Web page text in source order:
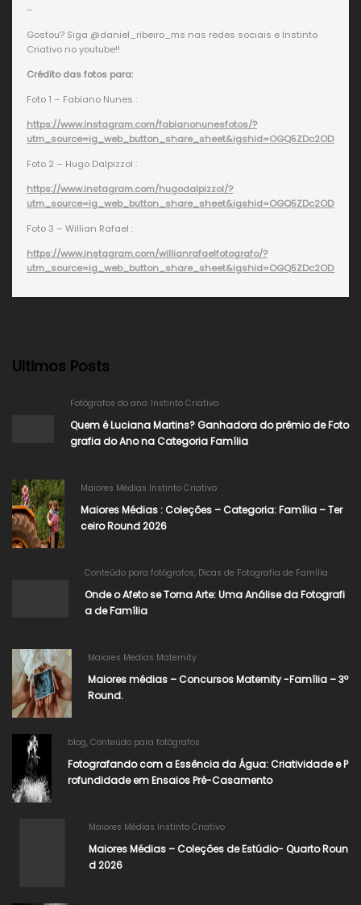
–
Gostou? Siga @daniel_ribeiro_ms nas redes sociais e Instinto
Criativo no youtube!!
Crédito das fotos para:
Foto 1 – Fabiano Nunes :
https://www.instagram.com/fabianonunesfotos/?
Foto 2 – Hugo Dalpizzol :
https://www.instagram.com/hugodalpizzol/?
Foto 3 – Willian Rafael :
https://www.instagram.com/willianrafaelfotografo/?
Ultimos Posts
Fotógrafos do ano: Instinto Criativo
Quem é Luciana Martins? Ganhadora do prêmio de Foto
grafia do Ano na Categoria Família
Maiores Médias Instinto Criativo
Maiores Médias : Coleções – Categoria: Família – Ter
ceiro Round 2026
Conteúdo para fotógrafos, Dicas de Fotografia de Família
Onde o Afeto se Torna Arte: Uma Análise da Fotografi
a de Família
Maiores Medias Maternity
Maiores médias – Concursos Maternity -Família – 3º
Round.
blog,Conteúdo para fotógrafos
Fotografando com a Essência da Água: Criatividade e P
rofundidade em Ensaios Pré-Casamento
Maiores Médias Instinto Criativo
Maiores Médias – Coleções de Estúdio- Quarto Roun
d 2026